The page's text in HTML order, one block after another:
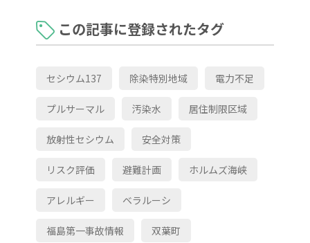
この記事に登録されたタグ
セシウム137 除染特別地域 電力不足
プルサーマル 汚染水 居住制限区域
放射性セシウム 安全対策
リスク評価 避難計画 ホルムズ海峡
アレルギー ベラルーシ
福島第一事故情報 双葉町